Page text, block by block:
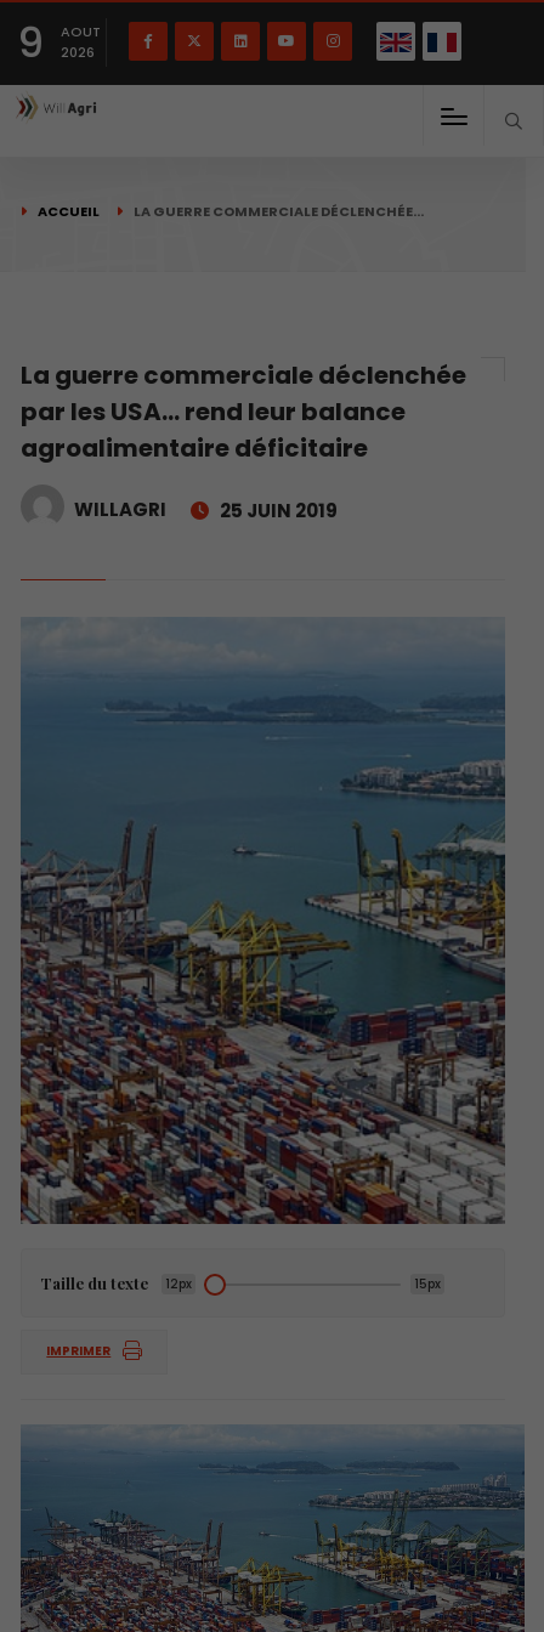
9
AOUT
2026
ACCUEIL LA GUERRE COMMERCIALE DÉCLENCHÉE…
La guerre commerciale déclenchée
par les USA… rend leur balance
agroalimentaire déficitaire
WILLAGRI 25 JUIN 2019
Taille du texte 12px 15px
IMPRIMER
Français English(English)